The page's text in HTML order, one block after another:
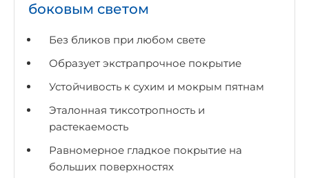
боковым светом
Без бликов при любом свете
Образует экстрапрочное покрытие
Устойчивость к сухим и мокрым пятнам
Эталонная тиксотропность и
растекаемость
Равномерное гладкое покрытие на
больших поверхностях